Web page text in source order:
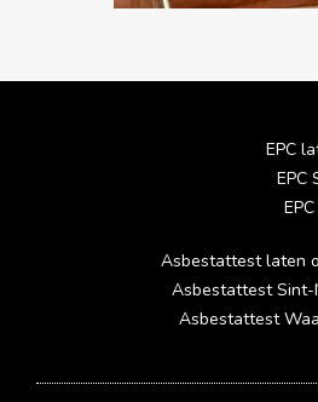
EPC
EPC
Asbestattest laten
Asbestattest Sint-
Asbestattest